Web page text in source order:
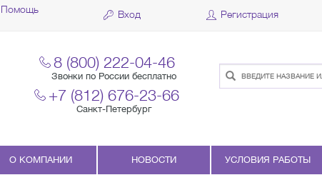
Помощь Вход Регистрация
8 (800) 222-04-46
Звонки по России бесплатно
+7 (812) 676-23-66
Санкт-Петербург
О КОМПАНИИ НОВОСТИ УСЛОВИЯ РАБОТЫ